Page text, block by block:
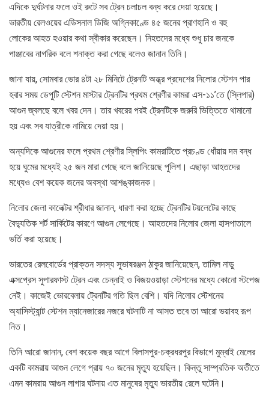
এদিকে দুর্ঘটনার ফলে ওই রুটে সব ট্রেন চলাচল বন্ধ করে দেয়া হয়েছে।
ভারতীয় রেলওয়ের এডিসনাল ডিজি অগ্নিকাণ্ডে ৪৫ জনের প্রাণহানি ও বহু
লোকের আহত হওয়ার কথা স্বীকার করেছেন। নিহতদের মধ্যে শুধু চার জনকে
পাঞ্জাবের নাগরিক বলে শনাক্ত করা গেছে বলেও জানান তিনি।
জানা যায়, সোমবার ভোর ৪টা ২৮ মিনিটে ট্রেনটি অন্ধ্র প্রদেশের নিলোর স্টেশন পার
হবার সময় ডেপুটি স্টেশন মাস্টার ট্রেনটির প্রথম শ্রেণীর কামরা এস-১১’তে (স্লিপার)
আগুন জ্বলছে বলে খবর দেন। তার খবরের পরই ট্রেনটিকে জরুরি ভিত্তিতে থামানো
হয় এবং সব যাত্রীকে নামিয়ে দেয়া হয়।
অন্যদিকে আগুনের ফলে প্রথম শ্রেণীর স্লিপিং কামরাটিতে প্রচণ্ড ধোঁয়ায় দম বন্ধ
হয়ে ঘুমের মধ্যেই ২৫ জন মারা গেছে বলে জানিয়েছে পুলিশ। এছাড়া আহতদের
মধ্যেও বেশ কয়েক জনের অবস্থা আশঙ্কাজনক।
নিলোর জেলা কালেক্টর শ্রীধার জানান, ধারণা করা হচ্ছে ট্রেনটির টয়লেটের কাছে
বৈদ্যুতিক শর্ট সার্কিটের কারণে আগুন লেগেছে। আহতদের নিলোর জেলা হাসপাতালে
ভর্তি করা হয়েছে।
ভারতের রেলবোর্ডের প্রাক্তন সদস্য সুভাষরঞ্জন ঠাকুর জানিয়েছেন, তামিল নাড়ু
এক্সপ্রেস সুপারফাস্ট ট্রেন এবং চেন্নাই ও বিজয়ওয়াড়া স্টেশনের মধ্যে কোনো স্টপেজ
নেই। কাজেই ভোরবেলায় ট্রেনটির গতি ছিল বেশি। যদি নিলোর স্টেশনের
অ্যাসিস্ট্যান্ট স্টেশন ম্যানেজারের নজরে ঘটনাটি না আসত তবে তা আরো ভয়াবহ রূপ
নিত।
তিনি আরো জানান, বেশ কয়েক বছর আগে বিলাসপুর-চক্রধরপুর বিভাগে মুম্বাই মেলের
একটি কামরায় আগুন লেগে প্রায় ৭০ জনের মৃত্যু হয়েছিল। কিন্তু সাম্প্রতিক অতীতে
এমন কামরায় আগুন লাগার ঘটনায় এত মানুষের মৃত্যু ভারতীয় রেলে ঘটেনি।